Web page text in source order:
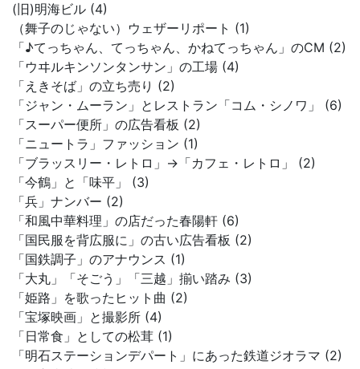
(旧)明海ビル (4)
（舞子のじゃない）ウェザーリポート (1)
「♪てっちゃん、てっちゃん、かねてっちゃん」のCM (2)
「ウヰルキンソンタンサン」の工場 (4)
「えきそば」の立ち売り (2)
「ジャン・ムーラン」とレストラン「コム・シノワ」 (6)
「スーパー便所」の広告看板 (2)
「ニュートラ」ファッション (1)
「ブラッスリー・レトロ」→「カフェ・レトロ」 (2)
「今鶴」と「味平」 (3)
「兵」ナンバー (2)
「和風中華料理」の店だった春陽軒 (6)
「国民服を背広服に」の古い広告看板 (2)
「国鉄調子」のアナウンス (1)
「大丸」「そごう」「三越」揃い踏み (3)
「姫路」を歌ったヒット曲 (2)
「宝塚映画」と撮影所 (4)
「日常食」としての松茸 (1)
「明石ステーションデパート」にあった鉄道ジオラマ (2)